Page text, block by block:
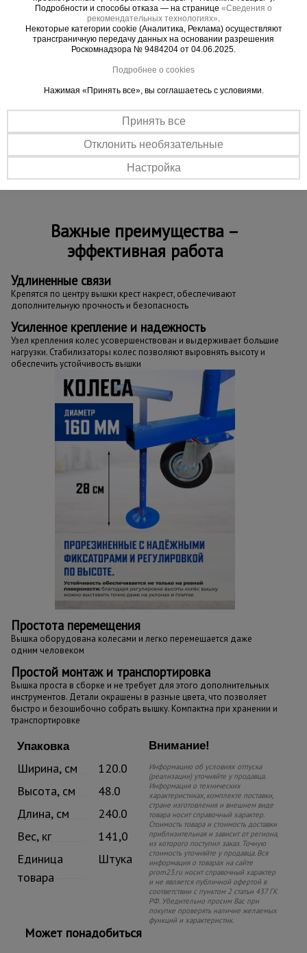
вентиляции, освещения, рекламы, отделке
фасадов и интерьеров. Идеальна для работы в
стеснённых условиях: в подъездах, коридорах, на
лестничных площадках и узких проходах.
- Прочная стальная конструкция с
антикоррозийным покрытием.
- Простая сборка без инструментов.
- Винтовые домкраты для устойчивости на
неровностях.
Важные преимущества –
эффективная работа
Удлиненные связи
Крепятся по центру вышки крест накрест, обеспечивают
дополнительную прочность и безопасность
Усиленное крепление и надежность
Узел крепления колес усовершенствован и выдерживает большие
нагрузки. Стабилизаторы колес позволяют выровнять высоту и
обеспечить устойчивость вышки
Простота перемещения
Вышка оборудована колесами и легко перемещается даже
одним человеком
Простой монтаж и транспортировка
Вышка проста в сборке и не требует для этого дополнительных
инструментов. Детали окрашены в разные цвета, что позволяет
быстро и безошибочно собрать вышку. Компактна при хранении и
транспортировке
Упаковка
Ширина, см
120.0
Высота, см
48.0
Длина, см
240.0
Вес, кг
141,0
Единица
товара
Штука
Внимание!
Информацию об условиях отпуска
(реализации) уточняйте у продавца.
Информация о технических
характеристиках, комплекте поставки,
стране изготовления и внешнем виде
товара носит справочный характер.
Стоимость товара и стоимость доставки
приблизительная и зависит от региона,
из которого поступил заказ. Точную
стоимость уточняйте у продавца. Вся
информация о товарах на сайте
prom23.ru носит справочный характер
и не является публичной офертой в
соответствии с пунктом 2 статьи 437 ГК
РФ. Убедительно просим Вас при
покупке проверять наличие желаемых
функций и характеристик.
Может понадобиться
Подробности и способы отказа — на странице «Сведения о
рекомендательных технологиях»
Некоторые категории cookie (Аналитика, Реклама) осуществляют
трансграничную передачу данных на основании разрешения
Роскомнадзора № 9484204 от 04.06.2025.
Подробнее о cookies
Нажимая «Принять все», вы соглашаетесь с условиями.
Принять все
Отклонить необязательные
Настройка